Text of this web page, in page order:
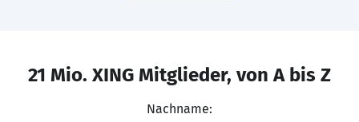
21 Mio. XING Mitglieder, von A bis Z
Nachname: